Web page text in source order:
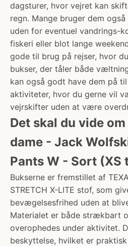
dagsturer, hvor vejret kan
regn. Mange bruger dem
uden for eventuel vandrings-
fiskeri eller blot lange
gode til brug på rejser, hvor
bukser, der tåler både
kan også godt have dem på
aktiviteter, hvor du gerne vil
vejrskifter uden at være
Det skal du vide
dame - Jack
Pants W - Sort (XS
Bukserne er fremstillet af
STRETCH X-LITE stof, som
bevægelsesfrihed uden at
Materialet er både strækbart
overophedes under aktivitet.
beskyttelse, hvilket er